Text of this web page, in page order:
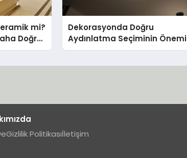
mi?
Doğru
Dekorasyonda Doğru
Aydınlatma Seçiminin Önemi
Gizlilik Politikasıİletişim